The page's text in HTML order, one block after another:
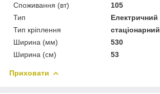
Споживання (вт)
105
Тип
Електричний
Тип кріплення
стаціонарний
Ширина (мм)
530
Ширина (см)
53
Приховати